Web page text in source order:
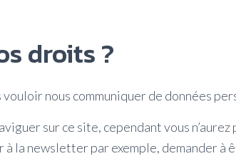
droits ?
nous communiquer de données
sur ce site, cependant vous n’aurez
la newsletter par exemple, demander à